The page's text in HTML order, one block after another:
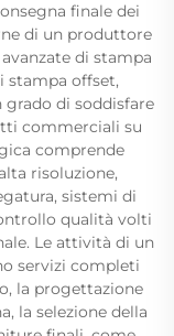
finale dei
di un produttore
di stampa
stampa offset,
di soddisfare
commerciali su
comprende
risoluzione,
sistemi di
qualità volti
Le attività di un
servizi completi
la progettazione
la selezione della